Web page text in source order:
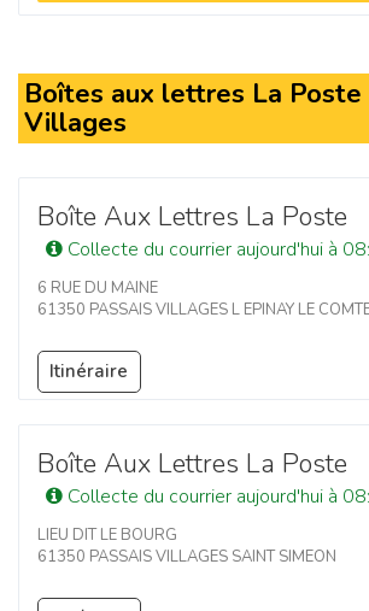
Boîtes aux lettres La Poste
Villages
Boîte Aux Lettres La Poste
Collecte du courrier aujourd'hui à
6 RUE DU MAINE
61350 PASSAIS VILLAGES L EPINAY LE
Itinéraire
Boîte Aux Lettres La Poste
Collecte du courrier aujourd'hui à
LIEU DIT LE BOURG
61350 PASSAIS VILLAGES SAINT SIMEON